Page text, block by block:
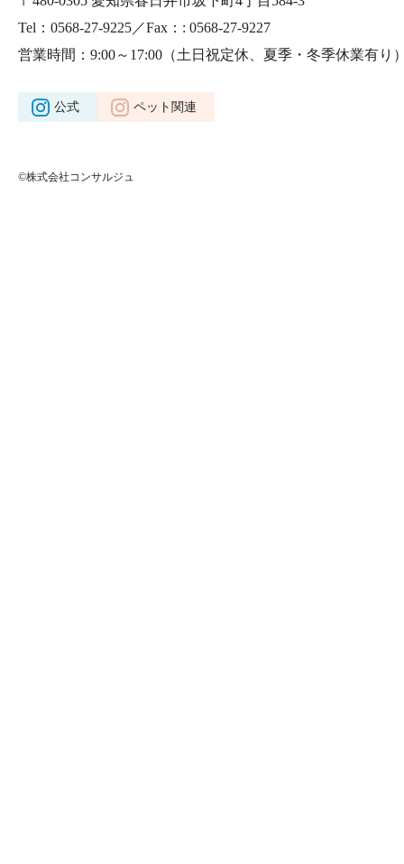
Tel：0568-27-9225／Fax：: 0568-27-9227
営業時間：9:00～17:00 （土日祝定休、夏季・冬季休業有り
公式 ペット関連
©株式会社コンサルジュ